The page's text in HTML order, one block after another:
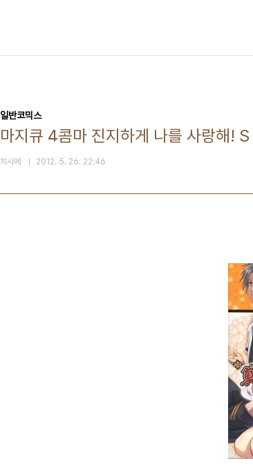
일반코믹스
마지큐 4콤마 진지하게 나를 사랑해!
치사메 2012. 5. 26. 22:46